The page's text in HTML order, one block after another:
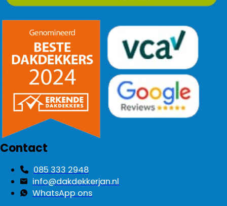
Contact
085 333 2948
info@dakdekkerjan.nl
WhatsApp ons